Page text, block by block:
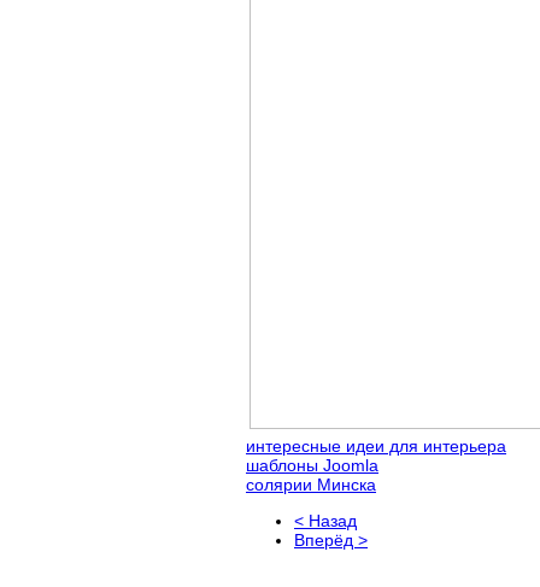
интересные идеи для интерьера
шаблоны Joomla
солярии Минска
< Назад
Вперёд >